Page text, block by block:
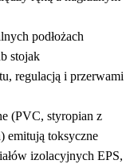
podłożach
stojak
regulacją i przerwami
(PVC, styropian z
emitują toksyczne
izolacyjnych EPS,